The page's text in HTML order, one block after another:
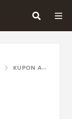
KUPON ALIDROPSHIP